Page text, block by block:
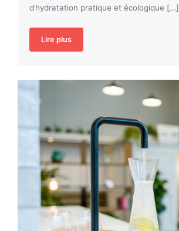
d’hydratation pratique et écologique […]
Lire plus